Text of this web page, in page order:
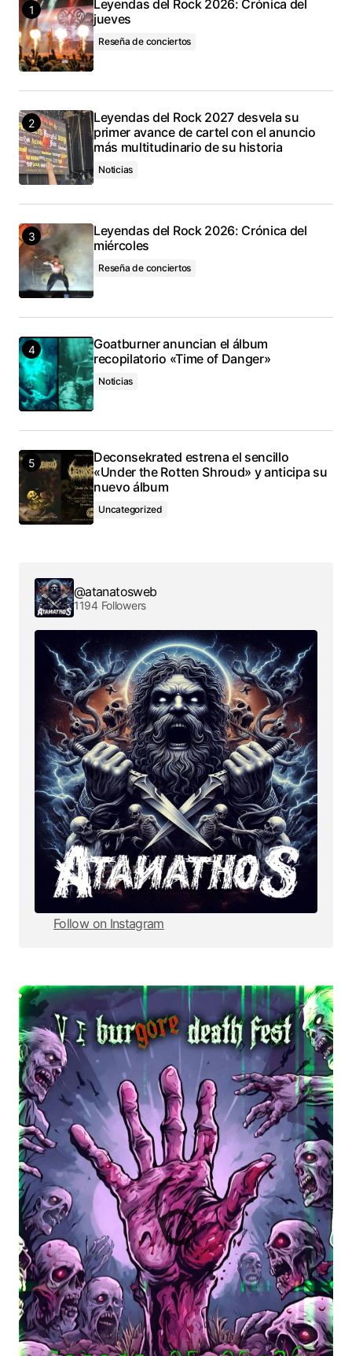
Leyendas del Rock 2026: Crónica del
jueves
Reseña de conciertos
Leyendas del Rock 2027 desvela su
primer avance de cartel con el anuncio
más multitudinario de su historia
Noticias
Leyendas del Rock 2026: Crónica del
miércoles
Reseña de conciertos
Goatburner anuncian el álbum
recopilatorio «Time of Danger»
Noticias
Deconsekrated estrena el sencillo
«Under the Rotten Shroud» y anticipa su
nuevo álbum
Uncategorized
@atanatosweb
1194 Followers
Follow on Instagram